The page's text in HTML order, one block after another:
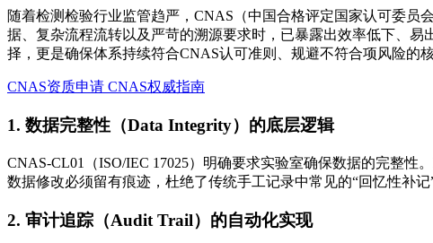
随着检测检验行业监管趋严，CNAS（中国合格评定国家认可委
据、复杂流程流转以及严苛的溯源要求时，已暴露出效率低下、
择，更是确保体系持续符合CNAS认可准则、规避不符合项风险的核
CNAS资质申请 CNAS权威指南
1. 数据完整性（Data Integrity）的底层逻辑
CNAS-CL01（ISO/IEC 17025）明确要求实验室确保数据的完整
数据修改必须留有痕迹，杜绝了传统手工记录中常见的“回忆性补
2. 审计追踪（Audit Trail）的自动化实现